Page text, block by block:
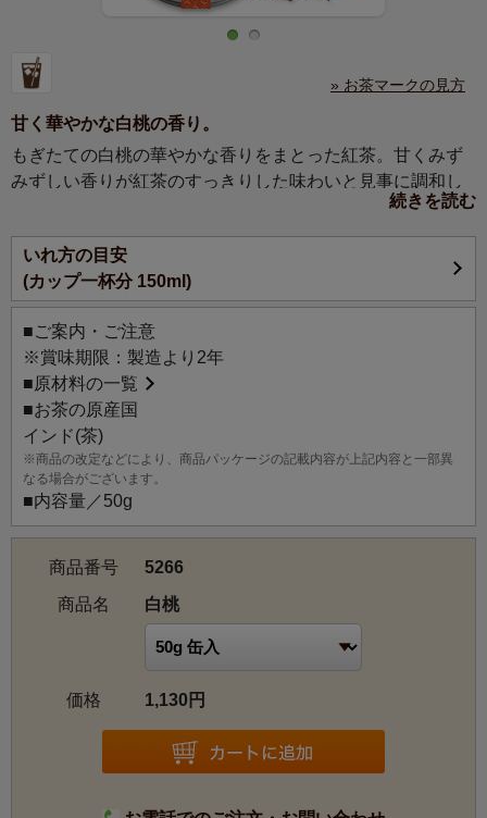
» お茶マークの見方
甘く華やかな白桃の香り。
もぎたての白桃の華やかな香りをまとった紅茶。甘くみず
みずしい香りが紅茶のすっきりした味わいと見事に調和し
みずみずしくジューシーな白桃の香りのフレーバードティ
ーです。
甘みがありながらもすっきりとした紅茶の味わいが、白桃
の香りを引き立たせます。
ストレートはもちろん、アイスティーでもぜひお楽しみく
ださい。
続きを読む
いれ方の目安
(カップ一杯分 150ml)
■ご案内・ご注意
※賞味期限：製造より2年
■原材料の一覧
■お茶の原産国
インド(茶)
※商品の改定などにより、商品パッケージの記載内容が上記内容と一部異
なる場合がございます。
■内容量／50g
商品番号
5266
商品名
白桃
価格 1,130円